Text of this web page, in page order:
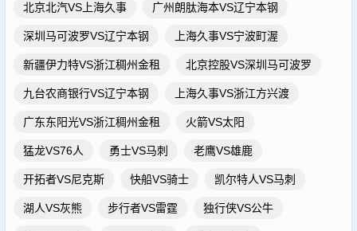
北京北汽VS上海久事 广州朗肽海本VS辽宁本钢
深圳马可波罗VS辽宁本钢 上海久事VS宁波町渥
新疆伊力特VS浙江稠州金租 北京控股VS深圳马可波罗
九台农商银行VS辽宁本钢 上海久事VS浙江方兴渡
广东东阳光VS浙江稠州金租 火箭VS太阳
猛龙VS76人 勇士VS马刺 老鹰VS雄鹿
开拓者VS尼克斯 快船VS骑士 凯尔特人VS马刺
湖人VS灰熊 步行者VS雷霆 独行侠VS公牛